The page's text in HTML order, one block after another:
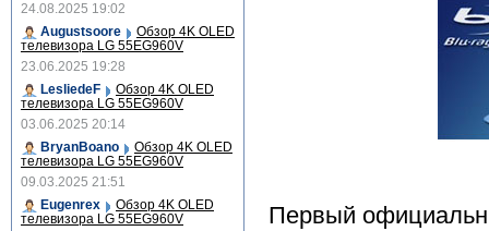
Первый
24.08.2025 19:02
Augustsoore
Обзор 4K OLED
телевизора LG 55EG960V
23.06.2025 19:28
LesliedeF
Обзор 4K OLED
телевизора LG 55EG960V
03.06.2025 20:14
BryanBoano
Обзор 4K OLED
телевизора LG 55EG960V
09.03.2025 21:51
Eugenrex
Обзор 4K OLED
телевизора LG 55EG960V